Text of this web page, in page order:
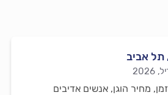
תל אביב
מחיר הוגן, אנשים אדיבים